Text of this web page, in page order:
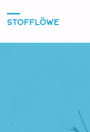
STOFFLÖWE